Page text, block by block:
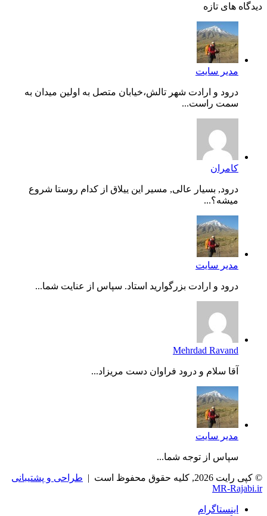
دیدگاه های تازه
مدیر سایت
درود و ارادت شهر تالش،خیابان متصل به اولین میدان به
سمت راست...
کامران
درود, بسیار عالی, مسیر این ییلاق از کدام روستا شروع
میشه؟...
مدیر سایت
درود و ارادت بزرگوارید استاد. سپاس از عنایت شما...
Mehrdad Ravand
آقا سلام و درود فراوان دست مریزاد...
مدیر سایت
سپاس از توجه شما...
© کپی رایت 2026, کلیه حقوق محفوظ است |
طراحی و پشتیبانی
MR-Rajabi.ir
اینستاگرام